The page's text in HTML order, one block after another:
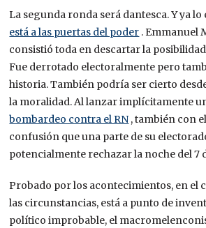
La segunda ronda será dantesca. Y ya lo
está a las puertas del poder . Emmanuel
consistió toda en descartar la
Fue derrotado electoralmente pero
historia. También podría ser cierto
la moralidad. Al lanzar implícitamente
bombardeo contra el RN , también con
confusión que una parte de su
potencialmente rechazar la noche del 7
Probado por los acontecimientos, en el
las circunstancias, está a punto de
político improbable, el